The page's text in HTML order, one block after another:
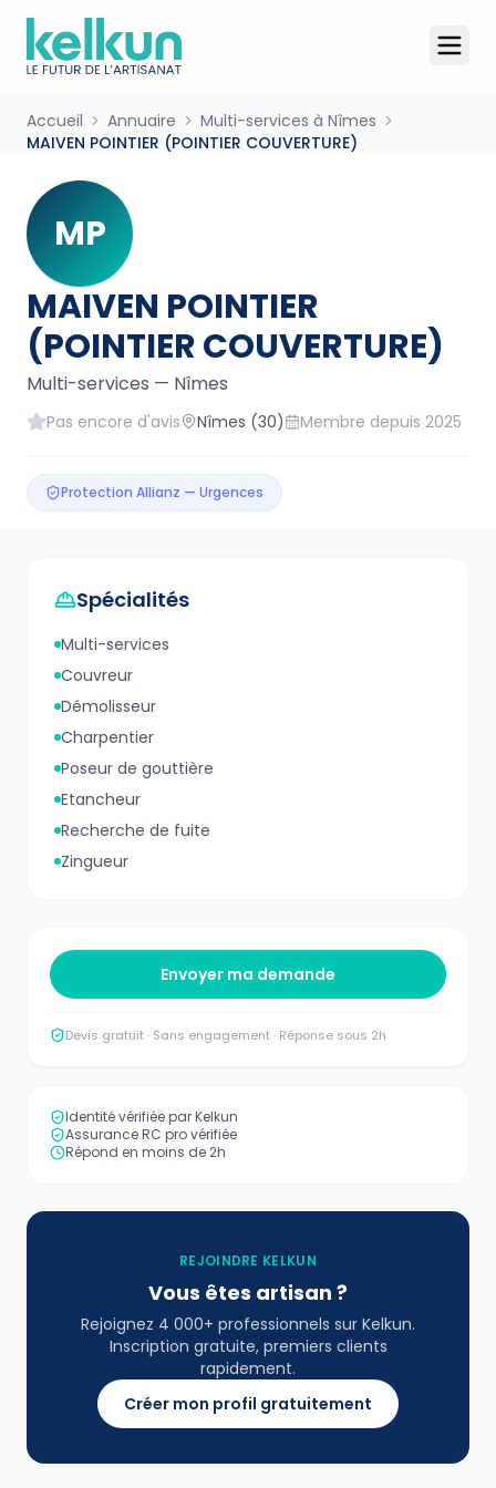
Accueil Annuaire
Multi-services à Nîmes
MAIVEN POINTIER (POINTIER COUVERTURE)
MP
MAIVEN POINTIER
(POINTIER COUVERTURE)
Multi-services — Nîmes
Pas encore d'avis Nîmes (30) Membre depuis 2025
Protection Allianz — Urgences
Spécialités
Multi-services
Couvreur
Démolisseur
Charpentier
Poseur de gouttière
Etancheur
Recherche de fuite
Zingueur
Envoyer ma demande
Devis gratuit · Sans engagement · Réponse sous 2h
Identité vérifiée par Kelkun
Assurance RC pro vérifiée
Répond en moins de 2h
REJOINDRE KELKUN
Vous êtes artisan ?
Rejoignez 4 000+ professionnels sur Kelkun.
Inscription gratuite, premiers clients
rapidement.
Créer mon profil gratuitement